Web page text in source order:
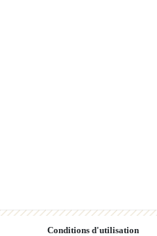
Conditions d'utilisation